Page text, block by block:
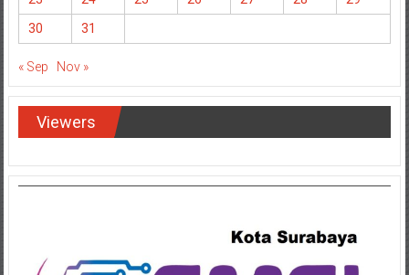
16
17 18 19 20 21
22
23
24
30
31
« Sep Nov »
Viewers